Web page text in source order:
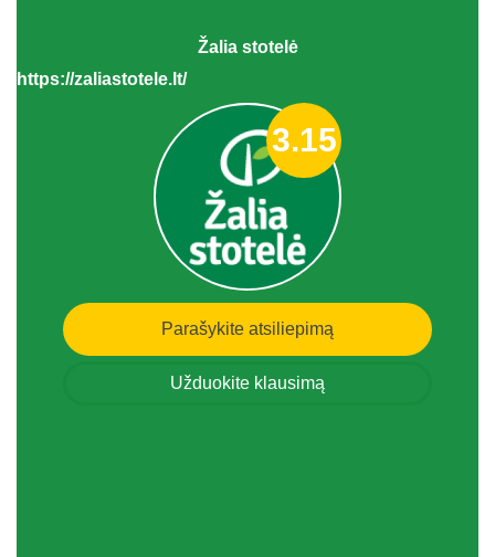
Žalia stotelė
https://zaliastotele.lt/
3.15
Parašykite atsiliepimą
Užduokite klausimą